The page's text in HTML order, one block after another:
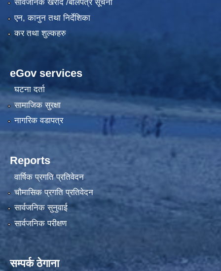
सार्वजनिक खरीद /बोलपत्र सूचना
एन, कानुन तथा निर्देशिका
कर तथा शुल्कहरु
eGov services
घटना दर्ता
सामाजिक सुरक्षा
नागरिक वडापत्र
Reports
वार्षिक प्रगति प्रतिवेदन
चौमासिक प्रगति प्रतिवेदन
सार्वजनिक सुनुवाई
सार्वजनिक परीक्षण
सम्पर्क ठेगाना